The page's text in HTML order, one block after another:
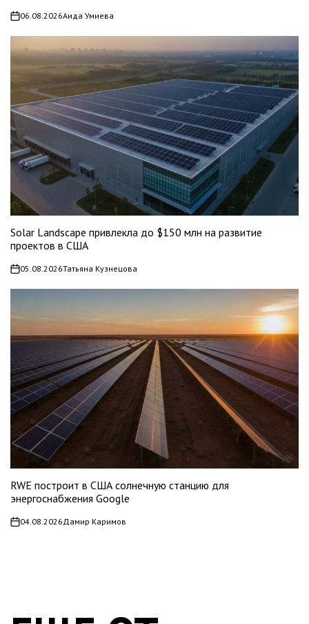
on06.08.2026Аида Умиева
Solar Landscape привлекла до $150 млн на развитие
проектов в США
on05.08.2026Татьяна Кузнецова
RWE построит в США солнечную станцию для
энергоснабжения Google
on04.08.2026 Дамир Каримов